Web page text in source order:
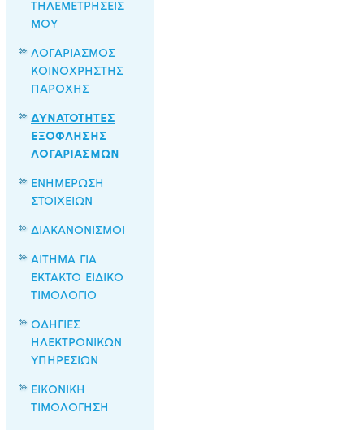
ΤΗΛΕΜΕΤΡΗΣΕΙΣ
ΜΟΥ
ΛΟΓΑΡΙΑΣΜΟΣ
ΚΟΙΝΟΧΡΗΣΤΗΣ
ΠΑΡΟΧΗΣ
ΔΥΝΑΤΟΤΗΤΕΣ
ΕΞΟΦΛΗΣΗΣ
ΛΟΓΑΡΙΑΣΜΩΝ
ΕΝΗΜΕΡΩΣΗ
ΣΤΟΙΧΕΙΩΝ
ΔΙΑΚΑΝΟΝΙΣΜΟΙ
ΑΙΤΗΜΑ ΓΙΑ
ΕΚΤΑΚΤΟ ΕΙΔΙΚΟ
ΤΙΜΟΛΟΓΙΟ
ΟΔΗΓΙΕΣ
ΗΛΕΚΤΡΟΝΙΚΩΝ
ΥΠΗΡΕΣΙΩΝ
ΕΙΚΟΝΙΚΗ
ΤΙΜΟΛΟΓΗΣΗ